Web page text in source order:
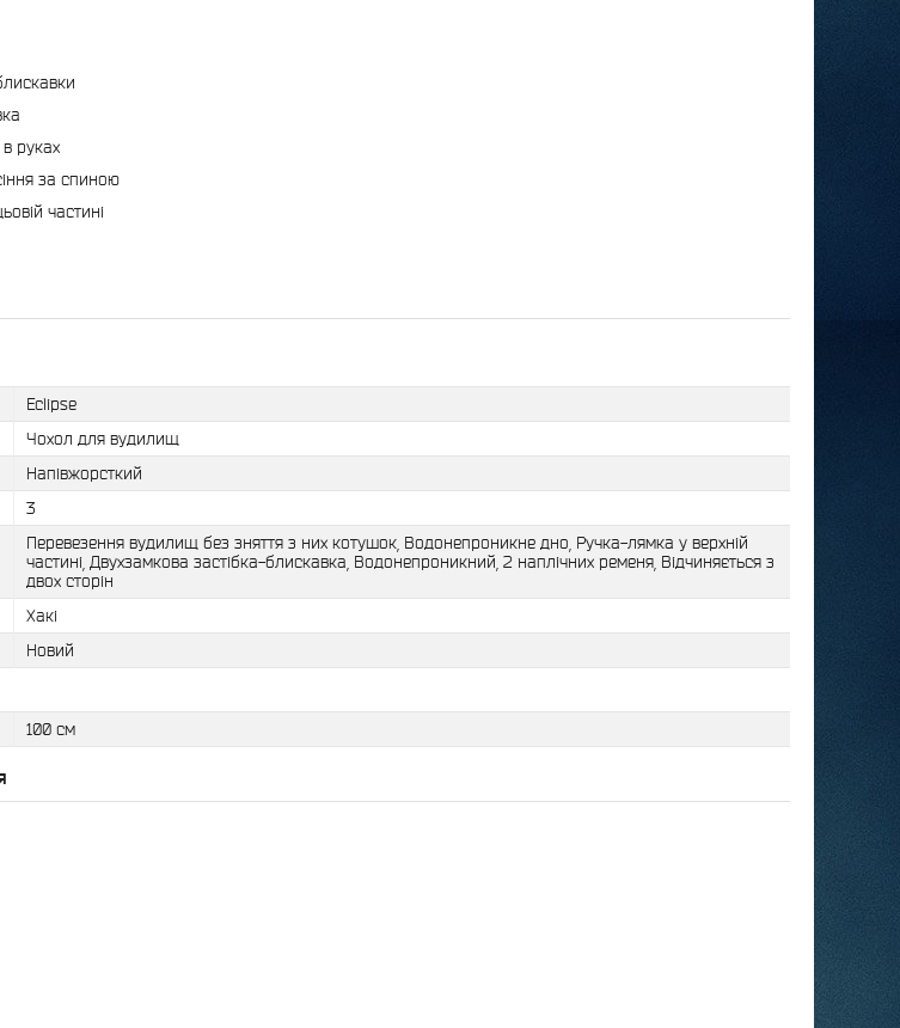
руках
за спиною
частині
Eclipse
Чохол для вудилищ
Напівжорсткий
3
Перевезення вудилищ без зняття з них котушок, Водонепроникне дно, Ручка-лямка у верхній
частині, Двухзамкова застібка-блискавка, Водонепроникний, 2 наплічних ременя, Відчиняється з
двох сторін
Хакі
Новий
100 см